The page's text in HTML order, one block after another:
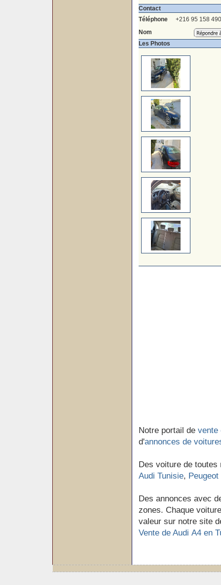
Contact
Téléphone
+216 95 158 490
Nom
Les Photos
Notre portail de vente
d'annonces de
Des voiture de
Audi Tunisie, Peugeot
Des annonces avec
zones. Chaque
valeur sur notre site
Vente de Audi A4 en